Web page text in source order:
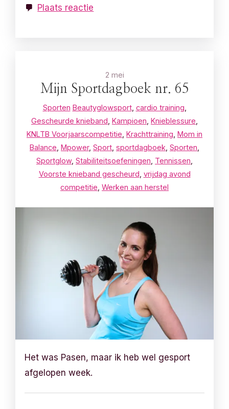
Plaats reactie
2 mei
Mijn Sportdagboek nr. 65
Sporten Beautyglowsport, cardio training
Gescheurde knieband Kampioen Knieblessure
KNLTB Voorjaarscompetitie Krachttraining Mom in
Balance Mpower, Sport sportdagboek Sporten
Sportglow, Stabiliteitsoefeningen Tennissen
Voorste knieband gescheurd vrijdag avond
competitie Werken aan herstel
Het was Pasen, maar ik heb wel gesport
afgelopen week.